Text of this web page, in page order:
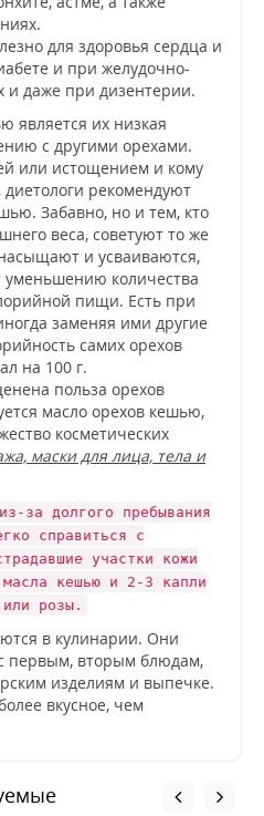
для здоровья сердца и
и при желудочно-
и даже при дизентерии.
их низкая
с другими орехами.
или истощением и кому
рекомендуют
Забавно, но и тем, кто
веса, советуют то же
и усваиваются,
уменьшению количества
пищи. Есть при
заменяя ими другие
самих орехов
на 100 г.
польза орехов
масло орехов кешью,
косметических
маски для лица, тела и
за долгого пребывания
справиться с
участки кожи
кешью и 2-3 капли
розы.
в кулинарии. Они
первым, вторым блюдам,
изделиям и выпечке.
вкусное, чем